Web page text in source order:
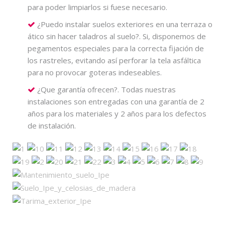
para poder limpiarlos si fuese necesario.
¿Puedo instalar suelos exteriores en una terraza o
ático sin hacer taladros al suelo?. Si, disponemos de
pegamentos especiales para la correcta fijación de
los rastreles, evitando así perforar la tela asfáltica
para no provocar goteras indeseables.
¿Que garantía ofrecen?. Todas nuestras
instalaciones son entregadas con una garantía de 2
años para los materiales y 2 años para los defectos
de instalación.